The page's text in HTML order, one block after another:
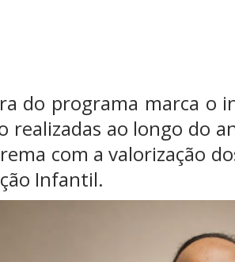
do programa marca o
realizadas ao longo do
com a valorização
Infantil.